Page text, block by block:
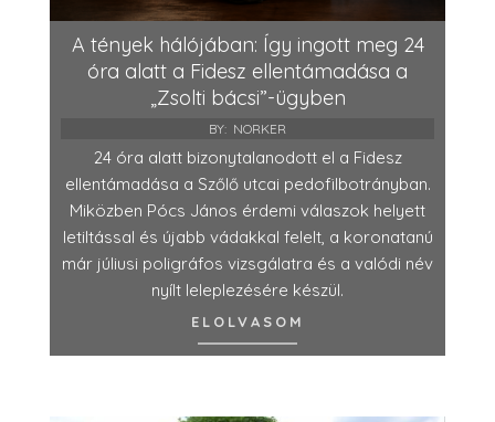
A tények hálójában: Így ingott meg 24
óra alatt a Fidesz ellentámadása a
„Zsolti bácsi”-ügyben
BY: NORKER
24 óra alatt bizonytalanodott el a Fidesz
ellentámadása a Szőlő utcai pedofilbotrányban.
Miközben Pócs János érdemi válaszok helyett
letiltással és újabb vádakkal felelt, a koronatanú
már júliusi poligráfos vizsgálatra és a valódi név
nyílt leleplezésére készül.
ELOLVASOM